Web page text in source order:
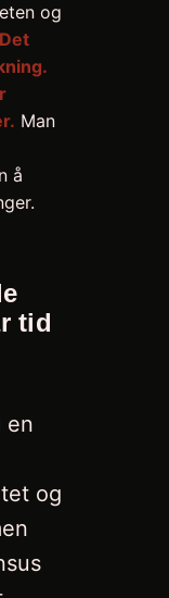
og
Det
Man
å
tid
en
og